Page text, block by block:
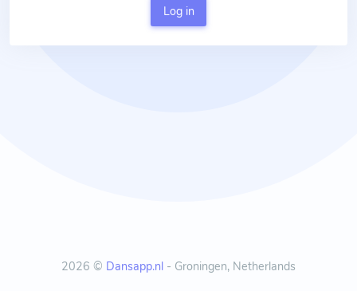
Log in
2026 © Dansapp.nl - Groningen, Netherlands